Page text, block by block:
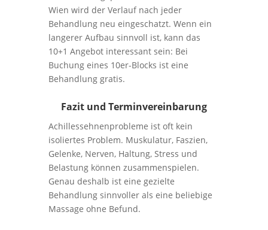
Wien wird der Verlauf nach jeder
Behandlung neu eingeschatzt. Wenn ein
langerer Aufbau sinnvoll ist, kann das
10+1 Angebot interessant sein: Bei
Buchung eines 10er-Blocks ist eine
Behandlung gratis.
Fazit und Terminvereinbarung
Achillessehnenprobleme ist oft kein
isoliertes Problem. Muskulatur, Faszien,
Gelenke, Nerven, Haltung, Stress und
Belastung können zusammenspielen.
Genau deshalb ist eine gezielte
Behandlung sinnvoller als eine beliebige
Massage ohne Befund.